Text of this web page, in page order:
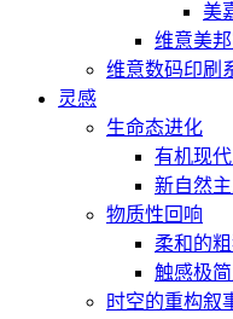
美
维意美
维意数码印刷
灵感
生命态进化
有机现
新自然
物质性回响
柔和的
触感极
时空的重构叙